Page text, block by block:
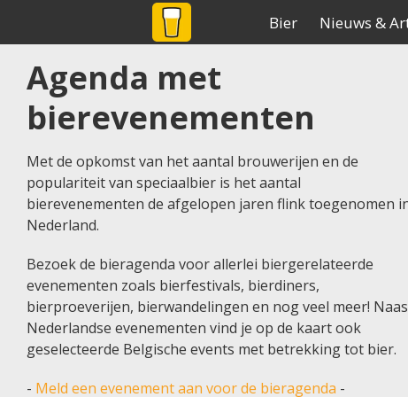
BIER De grootste biersite van
Bier Nieuws &
Home Agenda
Agenda met
bierevenementen
Met de opkomst van het aantal brouwerijen en de
populariteit van speciaalbier is het aantal
bierevenementen de afgelopen jaren flink toegenomen
Nederland.
Bezoek de bieragenda voor allerlei biergerelateerde
evenementen zoals bierfestivals, bierdiners,
bierproeverijen, bierwandelingen en nog veel meer!
Nederlandse evenementen vind je op de kaart ook
geselecteerde Belgische events met betrekking tot bier.
- Meld een evenement aan voor de bieragenda -